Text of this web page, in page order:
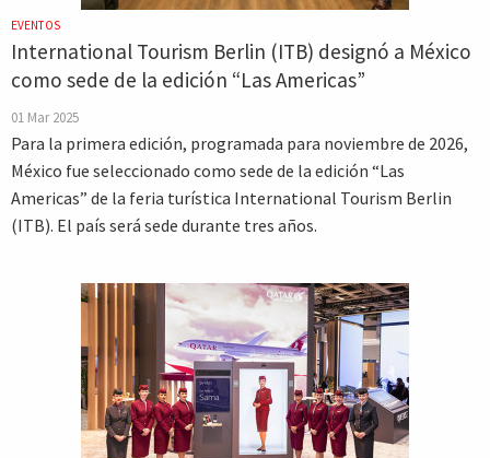
EVENTOS
International Tourism Berlin (ITB) designó a México
como sede de la edición “Las Americas”
01 Mar 2025
Para la primera edición, programada para noviembre de 2026,
México fue seleccionado como sede de la edición “Las
Americas” de la feria turística International Tourism Berlin
(ITB). El país será sede durante tres años.